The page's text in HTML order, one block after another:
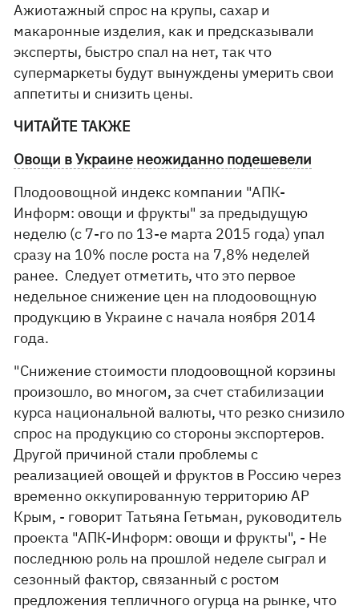
Ажиотажный спрос на крупы, сахар и
макаронные изделия, как и предсказывали
эксперты, быстро спал на нет, так что
супермаркеты будут вынуждены умерить свои
аппетиты и снизить цены.
ЧИТАЙТЕ ТАКЖЕ
Овощи в Украине неожиданно подешевели
Плодоовощной индекс компании "АПК-
Информ: овощи и фрукты" за предыдущую
неделю (с 7-го по 13-е марта 2015 года) упал
сразу на 10% после роста на 7,8% неделей
ранее. Следует отметить, что это первое
недельное снижение цен на плодоовощную
продукцию в Украине с начала ноября 2014
года.
"Снижение стоимости плодоовощной корзины
произошло, во многом, за счет стабилизации
курса национальной валюты, что резко снизило
спрос на продукцию со стороны экспортеров.
Другой причиной стали проблемы с
реализацией овощей и фруктов в Россию через
временно оккупированную территорию АР
Крым, - говорит Татьяна Гетьман, руководитель
проекта "АПК-Информ: овощи и фрукты", - Не
последнюю роль на прошлой неделе сыграл и
сезонный фактор, связанный с ростом
предложения тепличного огурца на рынке, что